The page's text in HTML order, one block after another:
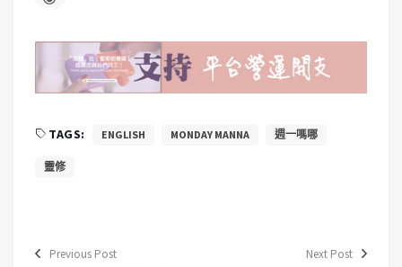
TAGS: ENGLISH MONDAY MANNA 週一嗎哪
靈修
Previous Post Next Post